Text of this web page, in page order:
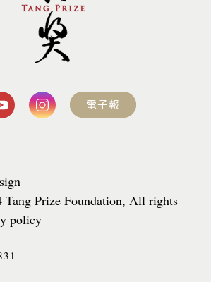
Prize Foundation, All rights
policy